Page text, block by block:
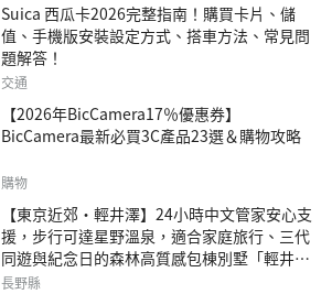
Suica 西瓜卡2026完整指南！購買卡片、儲
值、手機版安裝設定方式、搭車方法、常見問
題解答！
交通
【2026年BicCamera17％優惠券】
BicCamera最新必買3C產品23選＆購物攻略
購物
【東京近郊・輕井澤】24小時中文管家安心支
援，步行可達星野溫泉，適合家庭旅行、三代
同遊與紀念日的森林高質感包棟別墅「輕井澤
森四季VILLA」
長野縣